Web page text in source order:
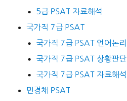
5급 PSAT 자료해석
국가직 7급 PSAT
국가직 7급 PSAT 언어논리
국가직 7급 PSAT 상황판단
국가직 7급 PSAT 자료해석
민경채 PSAT